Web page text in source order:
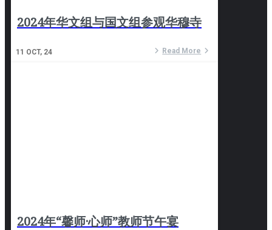
2024年华文组与国文组参观华穆寺
11 OCT, 24 Read More
2024年“馨师·心师”教师节午宴